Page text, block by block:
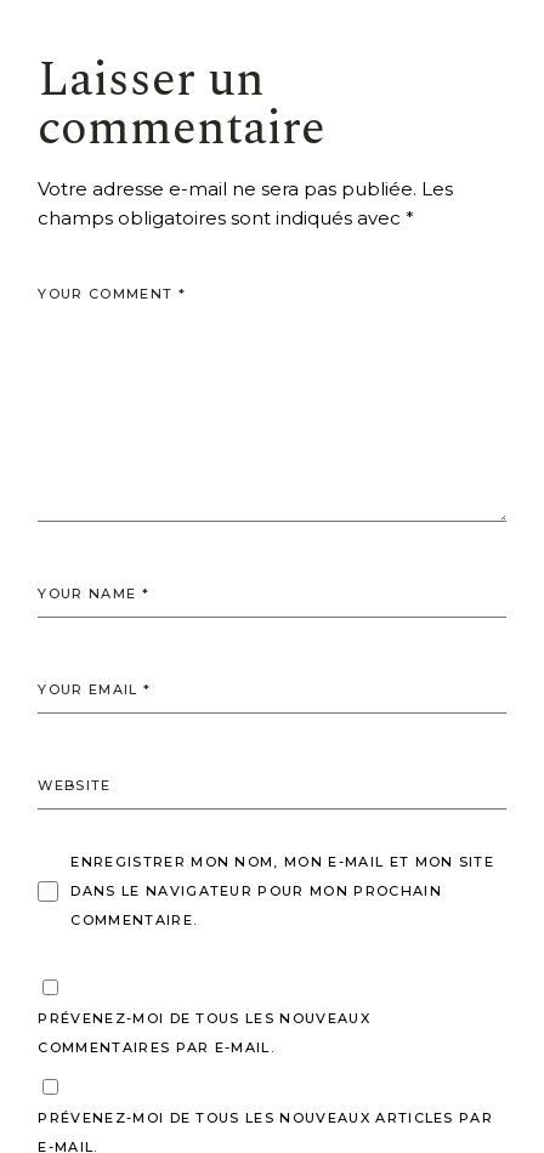
Laisser un
commentaire
Votre adresse e-mail ne sera pas publiée. Les
champs obligatoires sont indiqués avec*
ENREGISTRER MON NOM, MON E-MAIL ET MON SITE
DANS LE NAVIGATEUR POUR MON PROCHAIN
COMMENTAIRE.
PRÉVENEZ-MOI DE TOUS LES NOUVEAUX
COMMENTAIRES PAR E-MAIL.
PRÉVENEZ-MOI DE TOUS LES NOUVEAUX ARTICLES PAR
E-MAIL.